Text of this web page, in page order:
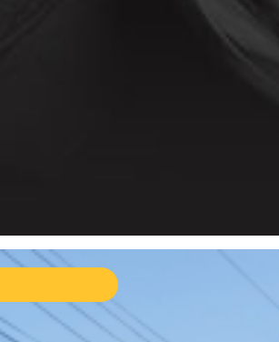
Uaimií reúne Fernanda Takai, Inconfidentes
e grandes nomes da música
em Acuruí, distrito de Itabirito
2026